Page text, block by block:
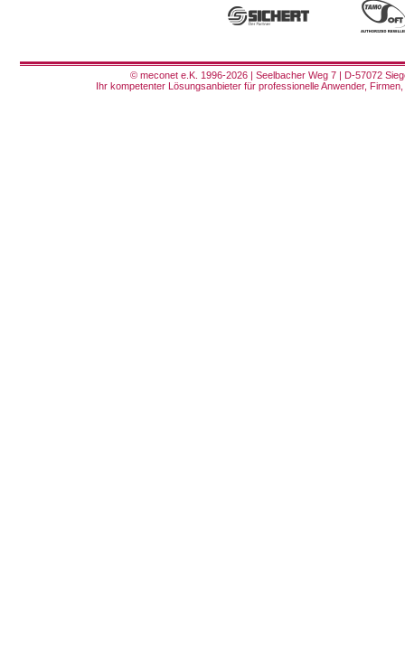
© meconet e.K. 1996-2026 | Seelbacher Weg 7 | D-57072
Ihr kompetenter Lösungsanbieter für professionelle Anwender,